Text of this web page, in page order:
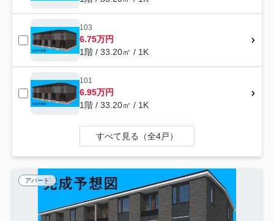
103
6.75万円
1階 / 33.20㎡ / 1K
101
6.95万円
1階 / 33.20㎡ / 1K
すべて見る（全4戸）
アパート